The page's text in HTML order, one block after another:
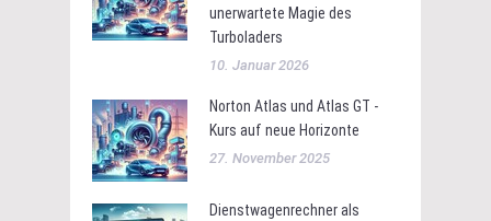
unerwartete Magie des
Turboladers
10. Januar 2026
Norton Atlas und Atlas GT -
Kurs auf neue Horizonte
27. November 2025
Dienstwagenrechner als